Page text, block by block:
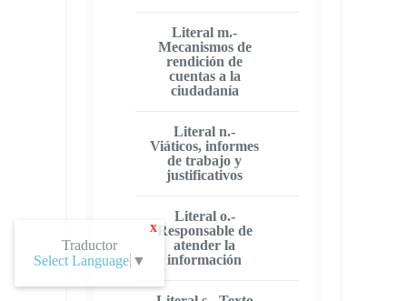
Literal m.-
Mecanismos de
rendición de
cuentas a la
ciudadanía
Literal n.-
Viáticos, informes
de trabajo y
justificativos
Literal o.-
Responsable de
atender la
información
x
Traductor
Select Language ▼